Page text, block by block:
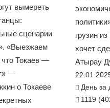
вымереть
сценарии
«Выезжаем
что Токаев —
—
о Токаеве
грузин
хочет
Атырау
День за
1119